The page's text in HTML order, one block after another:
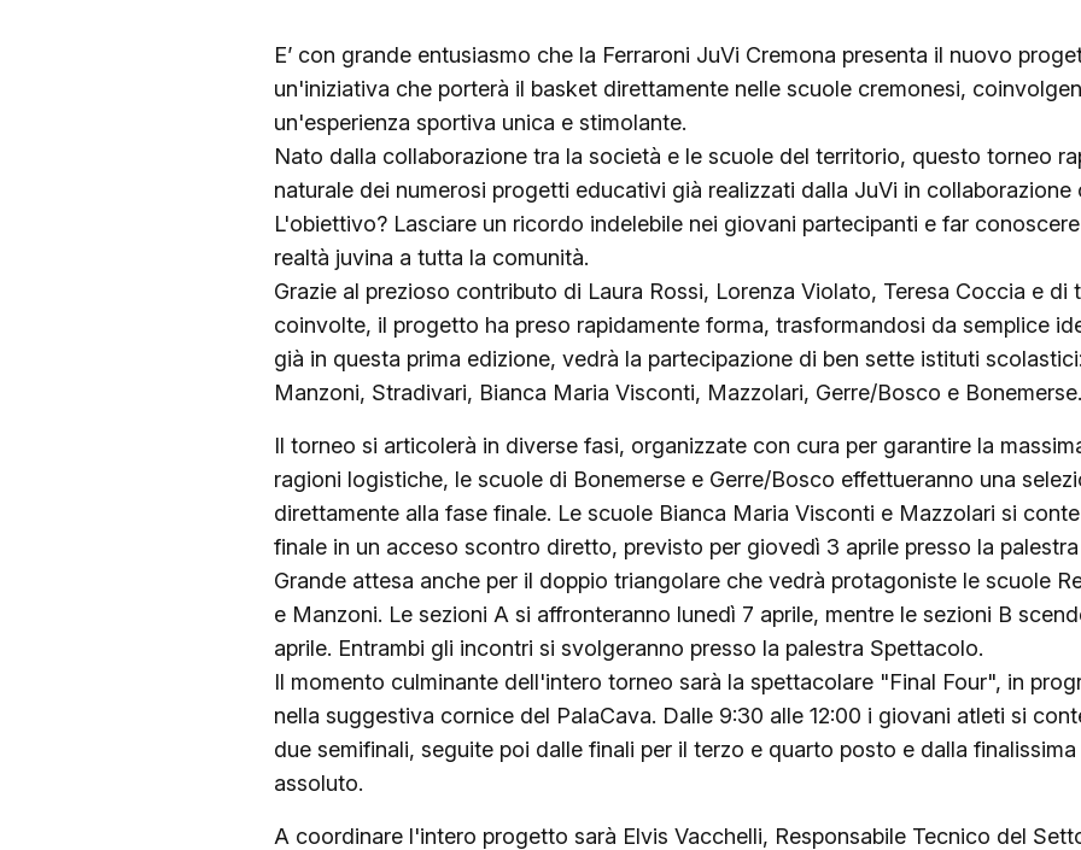
E’ con grande entusiasmo che la Ferraroni JuVi Cremona presenta il nuovo
un'iniziativa che porterà il basket direttamente nelle scuole cremonesi,
un'esperienza sportiva unica e stimolante.
Nato dalla collaborazione tra la società e le scuole del territorio, questo torneo
naturale dei numerosi progetti educativi già realizzati dalla JuVi in
L'obiettivo? Lasciare un ricordo indelebile nei giovani partecipanti e far
realtà juvina a tutta la comunità.
Grazie al prezioso contributo di Laura Rossi, Lorenza Violato, Teresa Coccia e di
coinvolte, il progetto ha preso rapidamente forma, trasformandosi da semplice
già in questa prima edizione, vedrà la partecipazione di ben sette istituti
Manzoni, Stradivari, Bianca Maria Visconti, Mazzolari, Gerre/Bosco e Bonemerse.
Il torneo si articolerà in diverse fasi, organizzate con cura per garantire la
ragioni logistiche, le scuole di Bonemerse e Gerre/Bosco effettueranno una
direttamente alla fase finale. Le scuole Bianca Maria Visconti e Mazzolari si
finale in un acceso scontro diretto, previsto per giovedì 3 aprile presso la
Grande attesa anche per il doppio triangolare che vedrà protagoniste le scuole
e Manzoni. Le sezioni A si affronteranno lunedì 7 aprile, mentre le sezioni B
aprile. Entrambi gli incontri si svolgeranno presso la palestra Spettacolo.
Il momento culminante dell'intero torneo sarà la spettacolare "Final Four", in
nella suggestiva cornice del PalaCava. Dalle 9:30 alle 12:00 i giovani atleti si
due semifinali, seguite poi dalle finali per il terzo e quarto posto e dalla
assoluto.
A coordinare l'intero progetto sarà Elvis Vacchelli, Responsabile Tecnico del